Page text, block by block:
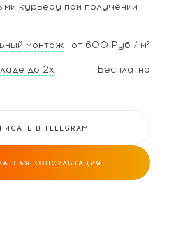
курьеру при получении
монтаж от 600 Руб / м²
до 2х
Бесплатно
В TELEGRAM
КОНСУЛЬТАЦИЯ